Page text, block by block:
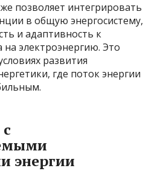
позволяет интегрировать
в общую энергосистему,
и адаптивность к
на электроэнергию. Это
развития
где поток энергии
энергии